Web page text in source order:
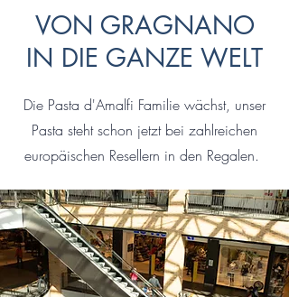
VON GRAGNANO
IN DIE GANZE WELT
Die Pasta d'Amalfi Familie wächst, unser
Pasta steht schon jetzt bei zahlreichen
europäischen Resellern in den Regalen.